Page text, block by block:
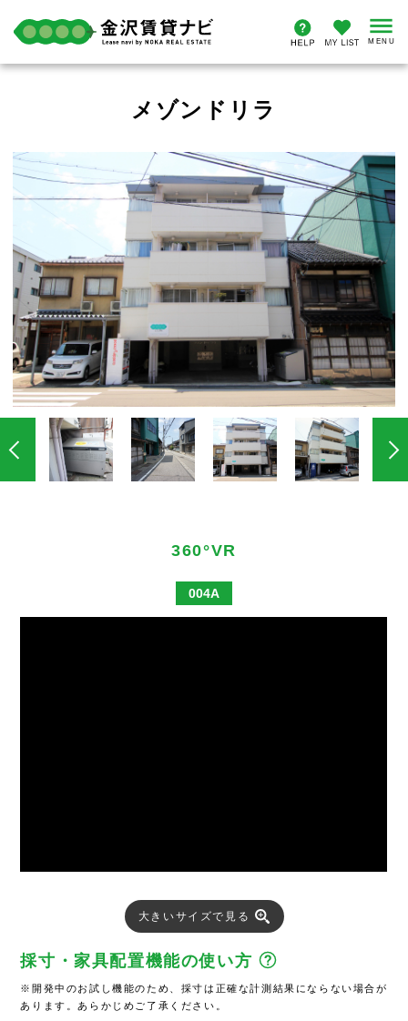
メゾンドリラ
360°VR
004A
大きいサイズで見る
採寸・家具配置機能の使い方
※開発中のお試し機能のため、採寸は正確な計測結果にならない場合が
あります。あらかじめご了承ください。